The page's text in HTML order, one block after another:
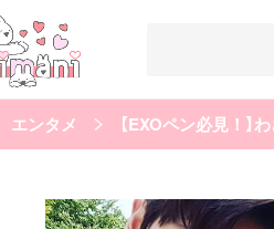
エンタメ